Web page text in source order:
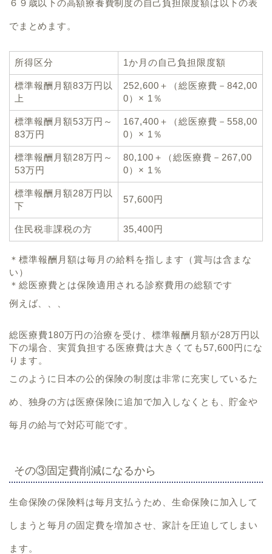
６９歳以下の高額療養費制度の自己負担限度額は以下の表
でまとめます。
所得区分 1か月の自己負担限度額
標準報酬月額83万円以
上
252,600＋（総医療費－842,00
0）× 1％
標準報酬月額53万円～
83万円
167,400＋（総医療費－558,00
0）× 1％
標準報酬月額28万円～
53万円
80,100＋（総医療費－267,00
0）× 1％
標準報酬月額28万円以
下
57,600円
住民税非課税の方 35,400円
＊標準報酬月額は毎月の給料を指します（賞与は含まな
い）
＊総医療費とは保険適用される診察費用の総額です
例えば、、、
総医療費180万円の治療を受け、標準報酬月額が28万円以
下の場合、実質負担する医療費は大きくても57,600円にな
ります。
このように日本の公的保険の制度は非常に充実しているた
め、 独身の方は医療保険に追加で加入しなくとも、貯金や
毎月の給与で対応可能です。
その③固定費削減になるから
生命保険の保険料は毎月支払うため、 生命保険に加入して
しまうと毎月の固定費を増加させ、家計を圧迫してしまい
ます。